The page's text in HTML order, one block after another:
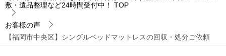
敷・遺品整理など24時間受付中！
TOP
お客様の声
【福岡市中央区】シングルベッドマットレスの回収・処分ご依頼